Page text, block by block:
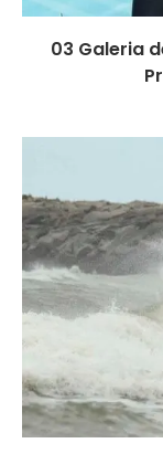
03 Galeria